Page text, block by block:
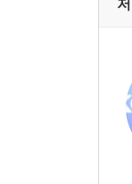
얼
마
이
［
［